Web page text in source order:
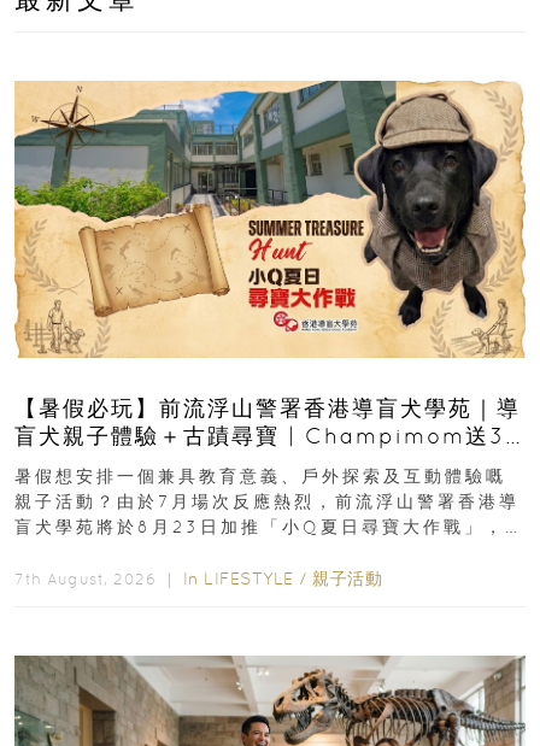
【暑假必玩】前流浮山警署香港導盲犬學苑｜導
盲犬親子體驗＋古蹟尋寶 | Champimom送3
組免費名額
暑假想安排一個兼具教育意義、戶外探索及互動體驗嘅
親子活動？由於7月場次反應熱烈，前流浮山警署香港導
盲犬學苑將於8月23日加推「小Q夏日尋寶大作戰」，家
7th August, 2026 ｜ In LIFESTYLE / 親子活動